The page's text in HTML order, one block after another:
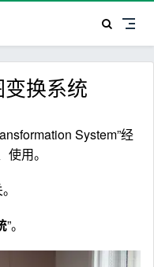
换系统
System”经
用。
”。